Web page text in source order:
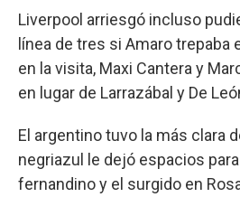
Liverpool arriesgó incluso
línea de tres si Amaro trepaba
en la visita, Maxi Cantera y
en lugar de Larrazábal y De
El argentino tuvo la más clara
negriazul le dejó espacios para
fernandino y el surgido en